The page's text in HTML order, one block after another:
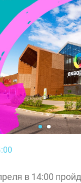
в 14:00